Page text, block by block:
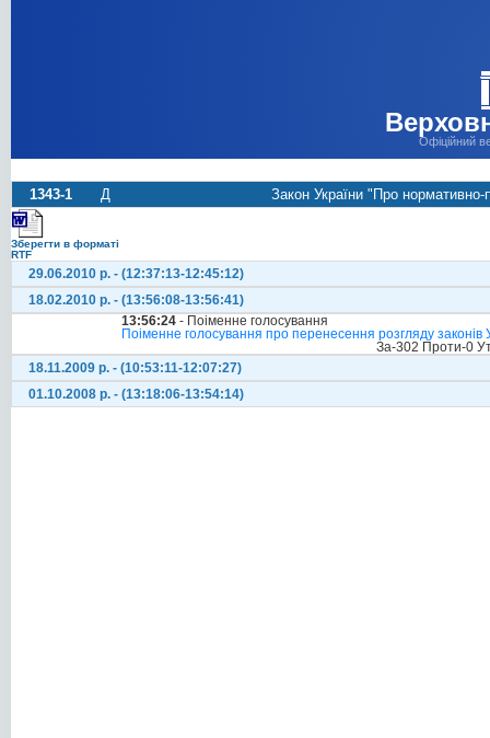
Офіційний
1343-1 Д Закон України "Про нормативно-
Зберегти в форматі
RTF
29.06.2010 р. - (12:37:13-12:45:12)
18.02.2010 р. - (13:56:08-13:56:41)
13:56:24 - Поіменне голосування
Поіменне голосування про перенесення розгляду
За-302 Проти-0
18.11.2009 р. - (10:53:11-12:07:27)
01.10.2008 р. - (13:18:06-13:54:14)